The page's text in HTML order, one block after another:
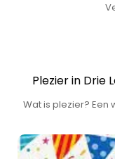
Plezier in Drie
Wat is plezier?